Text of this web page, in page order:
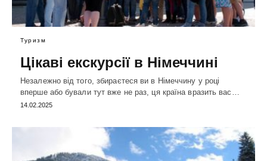
Туризм
Цікаві екскурсії в Німеччині
Незалежно від того, збираєтеся ви в Німеччину у році
вперше або бували тут вже не раз, ця країна вразить вас…
14.02.2025